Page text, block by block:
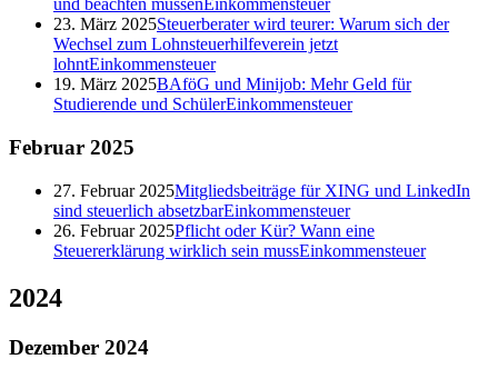
und beachten müssen Einkommensteuer
23. März 2025Steuerberater wird teurer: Warum sich der
Wechsel zum Lohnsteuerhilfeverein jetzt
lohntEinkommensteuer
19. März 2025BAföG und Minijob: Mehr Geld für
Studierende und SchülerEinkommensteuer
Februar 2025
27. Februar 2025Mitgliedsbeiträge für XING und LinkedIn
sind steuerlich absetzbarEinkommensteuer
26. Februar 2025Pflicht oder Kür? Wann eine
Steuererklärung wirklich sein mussEinkommensteuer
2024
Dezember 2024